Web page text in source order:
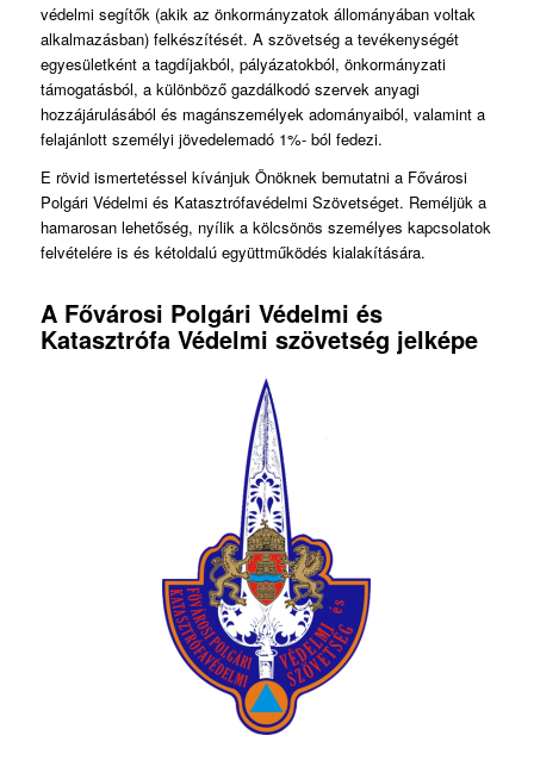
védelmi segítők (akik az önkormányzatok állományában voltak
alkalmazásban) felkészítését. A szövetség a tevékenységét
egyesületként a tagdíjakból, pályázatokból, önkormányzati
támogatásból, a különböző gazdálkodó szervek anyagi
hozzájárulásából és magánszemélyek adományaiból, valamint a
felajánlott személyi jövedelemadó 1%- ból fedezi.
E rövid ismertetéssel kívánjuk Önöknek bemutatni a Fővárosi
Polgári Védelmi és Katasztrófavédelmi Szövetséget. Reméljük a
hamarosan lehetőség, nyílik a kölcsönös személyes kapcsolatok
felvételére is és kétoldalú együttműködés kialakítására.
A Fővárosi Polgári Védelmi és
Katasztrófa Védelmi szövetség jelképe